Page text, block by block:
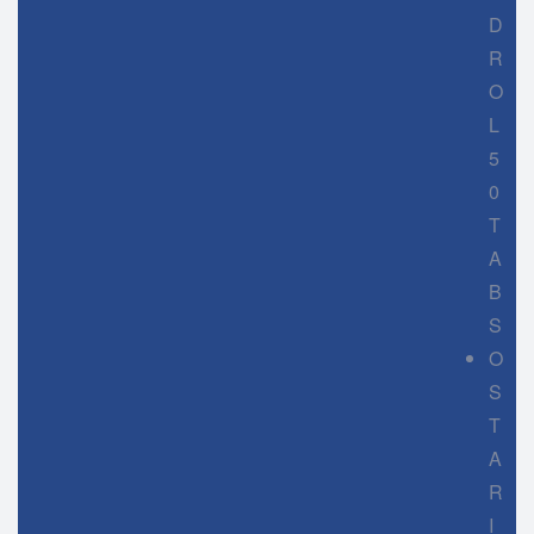
D
R
O
L
5
0
T
A
B
S
O
S
T
A
R
I